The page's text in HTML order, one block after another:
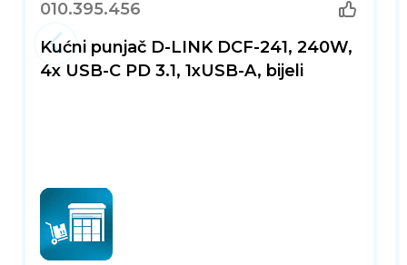
Ako tražite svestrano, snažno i pouzdano rješenje
kombinacija napredne tehnologije, sigurnosnih
010.395.456
Kućni punjač D-LINK DCF-241, 240W,
4x USB-C PD 3.1, 1xUSB-A, bijeli